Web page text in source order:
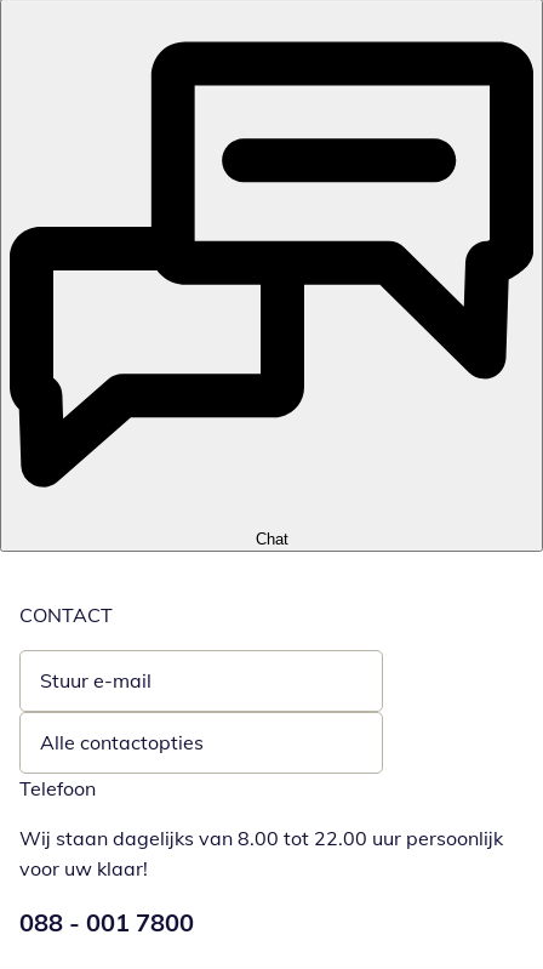
Chat
CONTACT
Stuur e-mail
Opent e-mailclient
Alle contactopties
Telefoon
Wij staan dagelijks van 8.00 tot 22.00 uur persoonlijk
voor uw klaar!
Telefoonnummer:
088 - 001 7800